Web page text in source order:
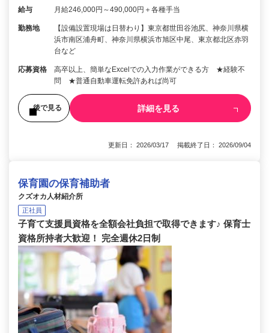
給与 月給246,000円～490,000円＋各種手当
勤務地
【設備設置現場は日替わり】東京都世田谷池尻、神奈川県横
浜市南区浦舟町、神奈川県横浜市旭区中尾、東京都北区赤羽
台など
応募資格
高卒以上、簡単なExcelでの入力作業ができる方 ★経験不
問 ★普通自動車運転免許あれば尚可
後で見る 詳細を見る
更新日： 2026/03/17 掲載終了日： 2026/09/04
保育園の保育補助者
クズオカ人材紹介所
正社員
子育て支援員資格を全額会社負担で取得できます♪ 保育士
資格所持者大歓迎！ 完全週休2日制